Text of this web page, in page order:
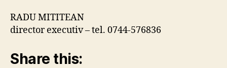
RADU MITITEAN
director executiv – tel. 0744-576836
Share this: